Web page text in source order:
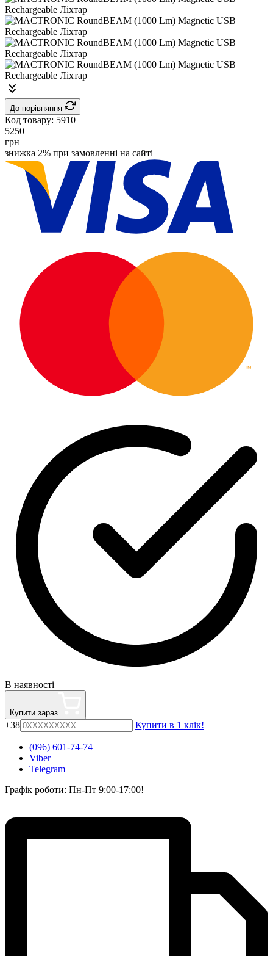
До порівняння
Код товару: 5910
5250
грн
знижка 2% при замовленні на сайті
В наявності
Купити зараз
+38 Купити в 1 клік!
(096) 601-74-74
Viber
Telegram
Графік роботи: Пн-Пт 9:00-17:00!